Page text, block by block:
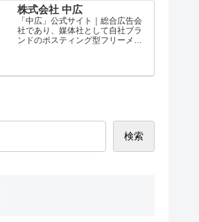
株式会社 中広
「中広」公式サイト｜総合広告会
社であり、媒体社として自社ブラ
ンドのポスティング型フリーメデ
検索